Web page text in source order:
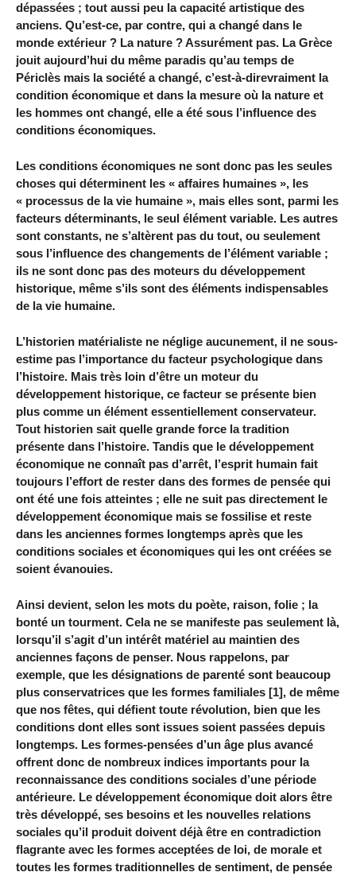
dépassées ; tout aussi peu la capacité artistique des
anciens. Qu’est-ce, par contre, qui a changé dans le
monde extérieur ? La nature ? Assurément pas. La Grèce
jouit aujourd’hui du même paradis qu’au temps de
Périclès mais la société a changé, c’est-à-direvraiment la
condition économique et dans la mesure où la nature et
les hommes ont changé, elle a été sous l’influence des
conditions économiques.
Les conditions économiques ne sont donc pas les seules
choses qui déterminent les « affaires humaines », les
« processus de la vie humaine », mais elles sont, parmi les
facteurs déterminants, le seul élément variable. Les autres
sont constants, ne s’altèrent pas du tout, ou seulement
sous l’influence des changements de l’élément variable ;
ils ne sont donc pas des moteurs du développement
historique, même s’ils sont des éléments indispensables
de la vie humaine.
L’historien matérialiste ne néglige aucunement, il ne sous-
estime pas l’importance du facteur psychologique dans
l’histoire. Mais très loin d’être un moteur du
développement historique, ce facteur se présente bien
plus comme un élément essentiellement conservateur.
Tout historien sait quelle grande force la tradition
présente dans l’histoire. Tandis que le développement
économique ne connaît pas d’arrêt, l’esprit humain fait
toujours l’effort de rester dans des formes de pensée qui
ont été une fois atteintes ; elle ne suit pas directement le
développement économique mais se fossilise et reste
dans les anciennes formes longtemps après que les
conditions sociales et économiques qui les ont créées se
soient évanouies.
Ainsi devient, selon les mots du poète, raison, folie ; la
bonté un tourment. Cela ne se manifeste pas seulement là,
lorsqu’il s’agit d’un intérêt matériel au maintien des
anciennes façons de penser. Nous rappelons, par
exemple, que les désignations de parenté sont beaucoup
plus conservatrices que les formes familiales [1], de même
que nos fêtes, qui défient toute révolution, bien que les
conditions dont elles sont issues soient passées depuis
longtemps. Les formes-pensées d’un âge plus avancé
offrent donc de nombreux indices importants pour la
reconnaissance des conditions sociales d’une période
antérieure. Le développement économique doit alors être
très développé, ses besoins et les nouvelles relations
sociales qu’il produit doivent déjà être en contradiction
flagrante avec les formes acceptées de loi, de morale et
toutes les formes traditionnelles de sentiment, de pensée